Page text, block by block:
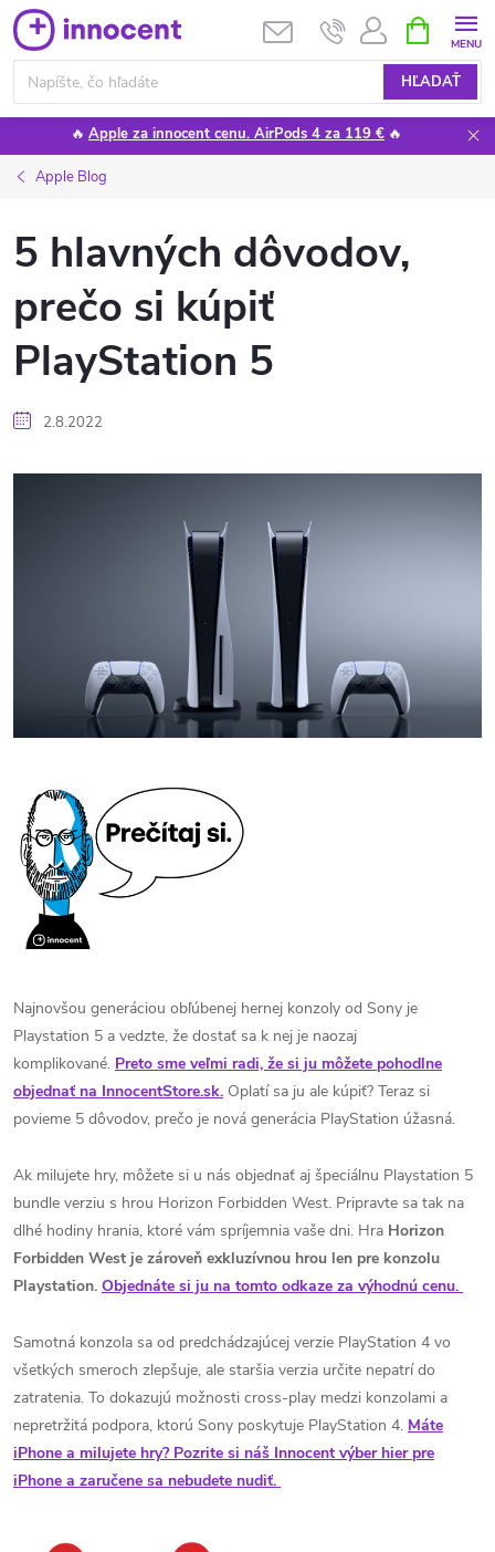
Prejsť
na
obsah
HĽADAŤ
KOŠÍK
🔥 Apple za innocent cenu. AirPods 4 za 119 € 🔥
Apple Blog
5 hlavných dôvodov,
prečo si kúpiť
PlayStation 5
2.8.2022
Najnovšou generáciou obľúbenej hernej konzoly od Sony je
Playstation 5 a vedzte, že dostať sa k nej je naozaj
komplikované. Preto sme veľmi radi, že si ju môžete pohodlne
objednať na InnocentStore.sk. Oplatí sa ju ale kúpiť? Teraz si
povieme 5 dôvodov, prečo je nová generácia PlayStation úžasná.
Ak milujete hry, môžete si u nás objednať aj špeciálnu Playstation 5
bundle verziu s hrou Horizon Forbidden West. Pripravte sa tak na
dlhé hodiny hrania, ktoré vám spríjemnia vaše dni. Hra Horizon
Forbidden West je zároveň exkluzívnou hrou len pre konzolu
Playstation. Objednáte si ju na tomto odkaze za výhodnú cenu.
Samotná konzola sa od predchádzajúcej verzie PlayStation 4 vo
všetkých smeroch zlepšuje, ale staršia verzia určite nepatrí do
zatratenia. To dokazujú možnosti cross-play medzi konzolami a
nepretržitá podpora, ktorú Sony poskytuje PlayStation 4. Máte
iPhone a milujete hry? Pozrite si náš Innocent výber hier pre
iPhone a zaručene sa nebudete nudiť.